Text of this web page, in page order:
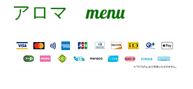
アロマ menu